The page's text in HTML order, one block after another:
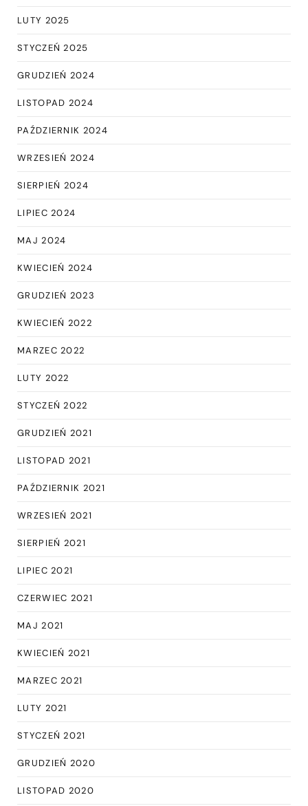
LUTY 2025
STYCZEŃ 2025
GRUDZIEŃ 2024
LISTOPAD 2024
PAŹDZIERNIK 2024
WRZESIEŃ 2024
SIERPIEŃ 2024
LIPIEC 2024
MAJ 2024
KWIECIEŃ 2024
GRUDZIEŃ 2023
KWIECIEŃ 2022
MARZEC 2022
LUTY 2022
STYCZEŃ 2022
GRUDZIEŃ 2021
LISTOPAD 2021
PAŹDZIERNIK 2021
WRZESIEŃ 2021
SIERPIEŃ 2021
LIPIEC 2021
CZERWIEC 2021
MAJ 2021
KWIECIEŃ 2021
MARZEC 2021
LUTY 2021
STYCZEŃ 2021
GRUDZIEŃ 2020
LISTOPAD 2020